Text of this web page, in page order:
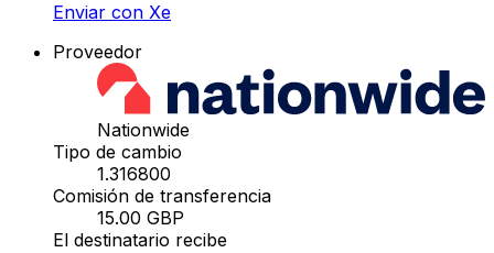
Enviar con Xe
Proveedor
Nationwide
Tipo de cambio
1.316800
Comisión de transferencia
15.00 GBP
El destinatario recibe